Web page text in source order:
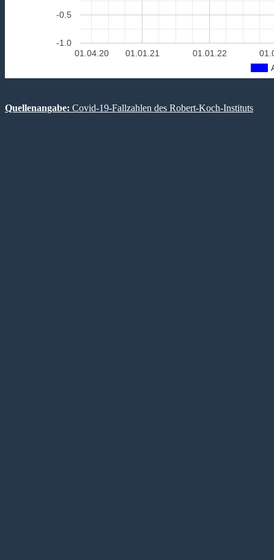
01.01.21 01.01.22
01.04.20
-1.0
-0.5
Quellenangabe: Covid-19-Fallzahlen des Robert-Koch-Instituts